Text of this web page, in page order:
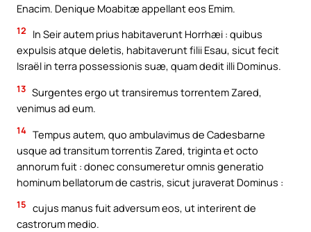
Enacim. Denique Moabitæ appellant eos Emim.
12
In Seir autem prius habitaverunt Horrhæi : quibus
expulsis atque deletis, habitaverunt filii Esau, sicut fecit
Israël in terra possessionis suæ, quam dedit illi Dominus.
13 Surgentes ergo ut transiremus torrentem Zared,
venimus ad eum.
14 Tempus autem, quo ambulavimus de Cadesbarne
usque ad transitum torrentis Zared, triginta et octo
annorum fuit : donec consumeretur omnis generatio
hominum bellatorum de castris, sicut juraverat Dominus :
15 cujus manus fuit adversum eos, ut interirent de
castrorum medio.